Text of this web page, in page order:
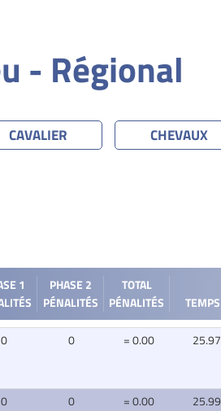
- Régional
CAVALIER CHEVAUX
1
PHASE 2
PÉNALITÉS
TOTAL
PÉNALITÉS
TEMPS
0 0 = 0.00 25.97
0 0 = 0.00 25.99